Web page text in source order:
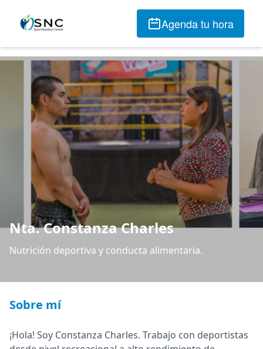
Agenda tu hora
Nta. Constanza Charles
Nutrición deportiva y conducta alimentaria.
Sobre mí
¡Hola! Soy Constanza Charles. Trabajo con deportistas